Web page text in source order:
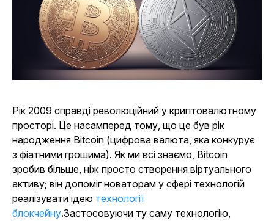
Рік 2009 справді революційний у криптовалютному
просторі. Це насамперед тому, що це був рік
народження Bitcoin (цифрова валюта, яка конкурує
з фіатними грошима). Як ми всі знаємо, Bitcoin
зробив більше, ніж просто створення віртуального
активу; він допоміг новаторам у сфері технологій
реалізувати ідею технології
блокчейну.Застосовуючи ту саму технологію,